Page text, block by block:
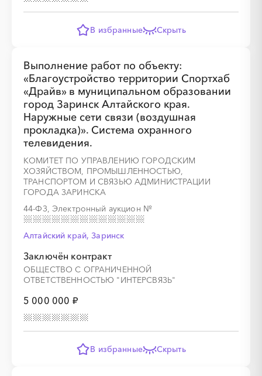
В избранные Скрыть
Выполнение работ по объекту:
«Благоустройство территории Спортхаб
«Драйв» в муниципальном образовании
город Заринск Алтайского края.
Наружные сети связи (воздушная
прокладка)». Система охранного
телевидения.
КОМИТЕТ ПО УПРАВЛЕНИЮ ГОРОДСКИМ
ХОЗЯЙСТВОМ, ПРОМЫШЛЕННОСТЬЮ,
ТРАНСПОРТОМ И СВЯЗЬЮ АДМИНИСТРАЦИИ
ГОРОДА ЗАРИНСКА
44-ФЗ, Электронный аукцион №
Алтайский край, Заринск
Заключён контракт
ОБЩЕСТВО С ОГРАНИЧЕННОЙ
ОТВЕТСТВЕННОСТЬЮ "ИНТЕРСВЯЗЬ"
5 000 000 ₽
В избранные Скрыть